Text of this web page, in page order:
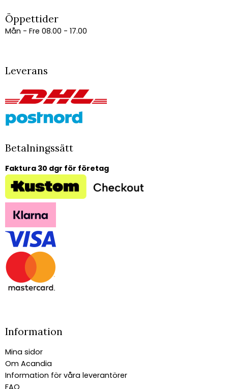
Öppettider
Mån - Fre 08.00 - 17.00
Leverans
Betalningssätt
Faktura 30 dgr för företag
Information
Mina sidor
Om Acandia
Information för våra leverantörer
FAQ